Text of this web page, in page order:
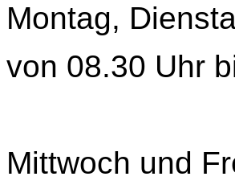
Montag,
von 08.30 Uhr
Mittwoch und